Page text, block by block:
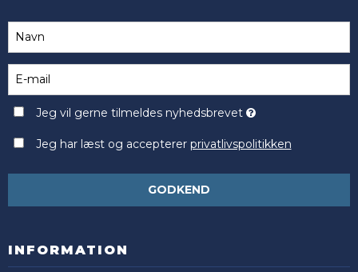
Jeg vil gerne tilmeldes nyhedsbrevet
Jeg har læst og accepterer privatlivspolitikken
GODKEND
INFORMATION